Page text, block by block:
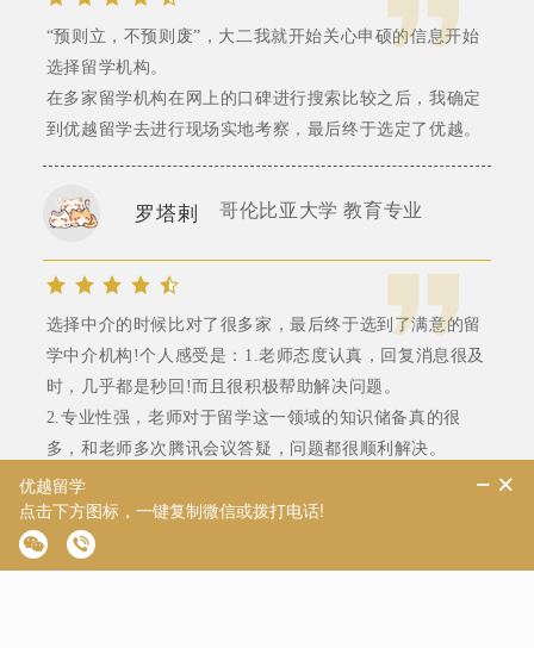
“预则立，不预则废”，大二我就开始关心申硕的信息开始
选择留学机构。
在多家留学机构在网上的口碑进行搜索比较之后，我确定
到优越留学去进行现场实地考察，最后终于选定了优越。
罗塔剌 哥伦比亚大学 教育专业
选择中介的时候比对了很多家，最后终于选到了满意的留
学中介机构!个人感受是：1.老师态度认真，回复消息很及
时，几乎都是秒回!而且很积极帮助解决问题。
2.专业性强，老师对于留学这一领域的知识储备真的很
多，和老师多次腾讯会议答疑，问题都很顺利解决。